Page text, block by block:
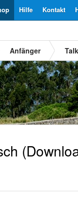
Kontakt
Hilfe
Anfänger